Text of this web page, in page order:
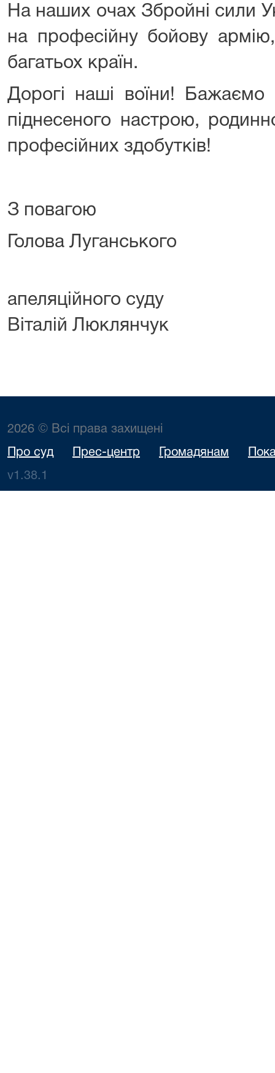
На наших очах Збройні сили
на професійну бойову
багатьох країн.
Дорогі наші воїни! Бажаємо
піднесеного настрою,
професійних здобутків!
З повагою
Голова
Віталій Люклянчук
2026 © Всі права захищені
Про суд Прес-центр Громадянам
v1.38.1